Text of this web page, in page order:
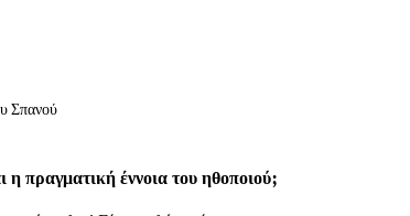
Σπανού
η πραγματική έννοια του ηθοποιού;